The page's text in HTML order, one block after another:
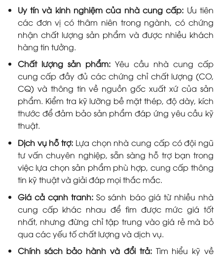
Uy tín và kinh nghiệm của nhà cung cấp: Ưu tiên
các đơn vị có thâm niên trong ngành, có chứng
nhận chất lượng sản phẩm và được nhiều khách
hàng tin tưởng.
Chất lượng sản phẩm:Yêu cầu nhà cung cấp
cung cấp đầy đủ các chứng chỉ chất lượng (CO,
CQ) và thông tin về nguồn gốc xuất xứ của sản
phẩm. Kiểm tra kỹ lưỡng bề mặt thép, độ dày, kích
thước để đảm bảo sản phẩm đáp ứng yêu cầu kỹ
thuật.
Dịch vụ hỗ trợ: Lựa chọn nhà cung cấp có đội ngũ
tư vấn chuyên nghiệp, sẵn sàng hỗ trợ bạn trong
việc lựa chọn sản phẩm phù hợp, cung cấp thông
tin kỹ thuật và giải đáp mọi thắc mắc.
Giá cả cạnh tranh: So sánh báo giá từ nhiều nhà
cung cấp khác nhau để tìm được mức giá tốt
nhất, nhưng đừng chỉ tập trung vào giá rẻ mà bỏ
qua các yếu tố chất lượng và dịch vụ.
Chính sách bảo hành và đổi trả:Tìm hiểu kỹ về